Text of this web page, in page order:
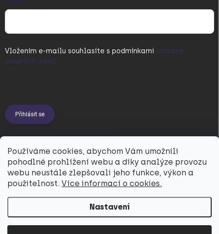
Používáme cookies, abychom Vám umožnili
pohodlné prohlížení webu a díky analýze provozu
webu neustále zlepšovali jeho funkce, výkon a
použitelnost. Více informací o cookies.
Nastavení
Vložením e-mailu souhlasíte s podmínkami ochrany
osobních údajů
Přihlásit se
PŘIJÍMÁME ONLINE PLATBY